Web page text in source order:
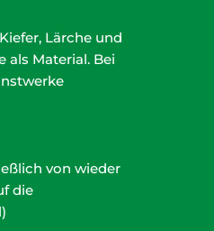
Lärche und
als Material. Bei
von wieder
die